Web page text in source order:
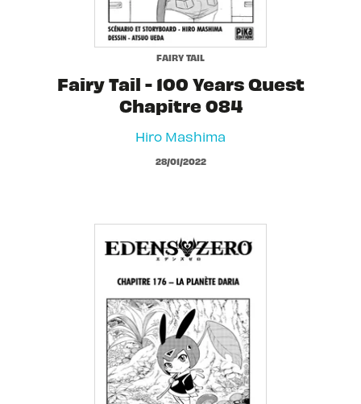
FAIRY TAIL
Fairy Tail - 100 Years Quest
Chapitre 084
Hiro Mashima
28/01/2022